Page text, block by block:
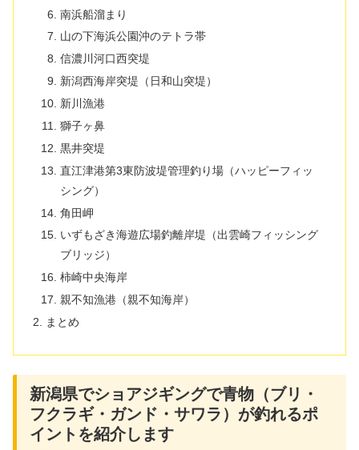
南浜船溜まり
山の下海浜公園沖のテトラ帯
信濃川河口西突堤
新潟西海岸突堤（日和山突堤）
新川漁港
獅子ヶ鼻
黒井突堤
直江津港第3東防波堤管理釣り場（ハッピーフィッ
シング）
角田岬
いずもざき海遊広場釣離岸堤（出雲崎フィッシング
ブリッジ）
柿崎中央海岸
親不知漁港（親不知海岸）
まとめ
新潟県でショアジギングで青物（ブリ・
フクラギ・ガンド・サワラ）が釣れるポ
イントを紹介します